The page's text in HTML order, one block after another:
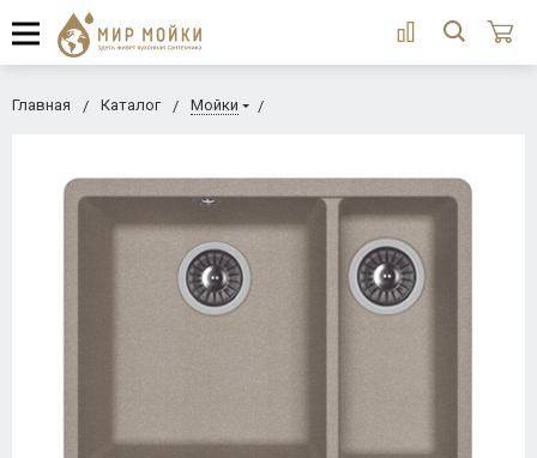
Главная Каталог Мойки